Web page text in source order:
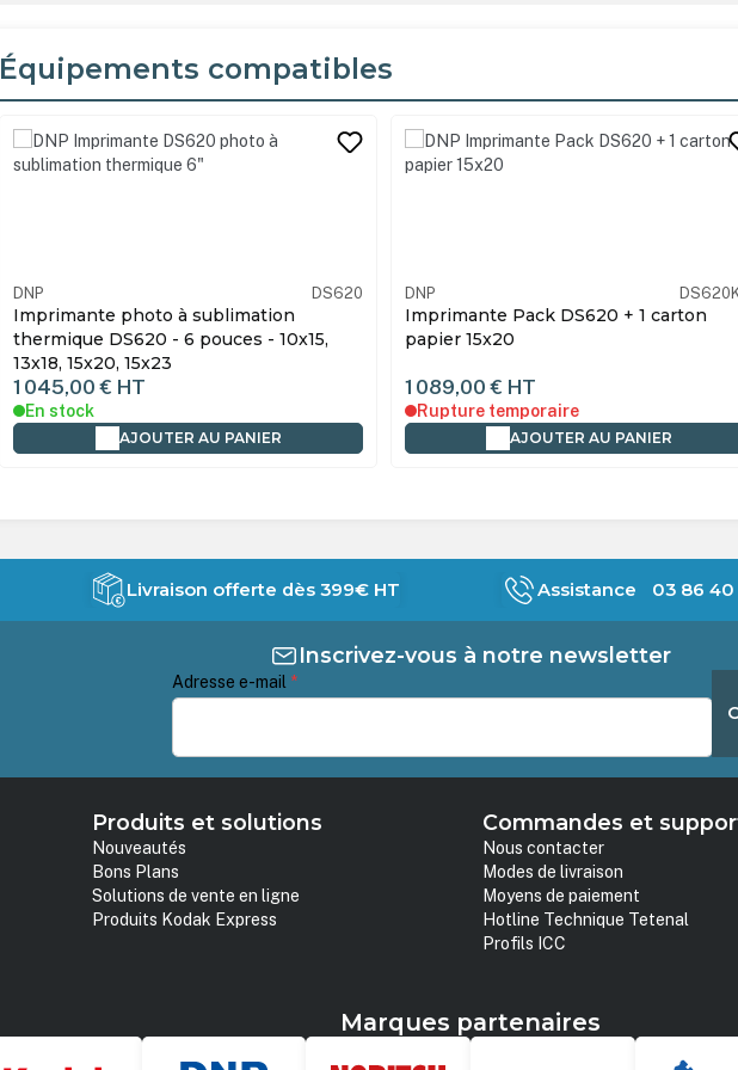
Équipements compatibles
Ignorer la galerie de produits
DNP DS620
Imprimante photo à sublimation
thermique DS620 - 6 pouces - 10x15,
13x18, 15x20, 15x23
1 045,00 € HT
En stock
AJOUTER AU PANIER
DNP
Imprimante Pack DS620 + 1 carton
papier 15x20
1 089,00 € HT
Rupture temporaire
AJOUTER AU PANIER
Livraison offerte dès 399€ HT Assistance 03 86 40
Inscrivez-vous à notre newsletter
Adresse e-mail *
Produits et solutions
Nouveautés
Bons Plans
Solutions de vente en ligne
Produits Kodak Express
Commandes et
Nous contacter
Modes de livraison
Moyens de paiement
Hotline Technique Tetenal
Profils ICC
Marques partenaires